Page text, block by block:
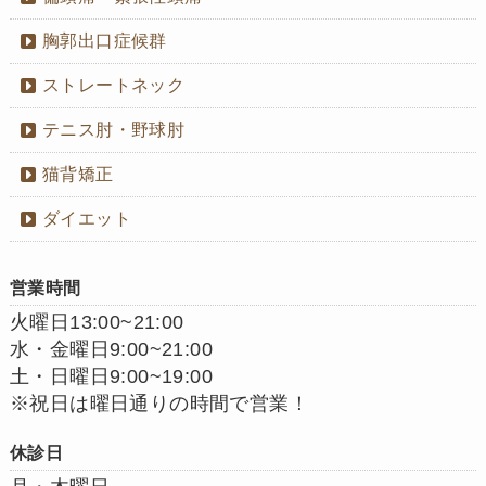
胸郭出口症候群
ストレートネック
テニス肘・野球肘
猫背矯正
ダイエット
営業時間
火曜日13:00~21:00
水・金曜日9:00~21:00
土・日曜日9:00~19:00
※祝日は曜日通りの時間で営業！
休診日